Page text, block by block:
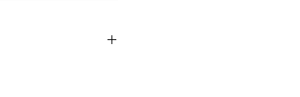
delle guance,